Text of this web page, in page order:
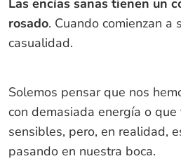
Las encías sanas tienen un
rosado. Cuando comienzan a
casualidad.
Solemos pensar que nos
con demasiada energía o
sensibles, pero, en realidad,
pasando en nuestra boca.